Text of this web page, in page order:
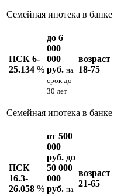
Семейная ипотека в банке
ПСК 6-
25.134 %
до 6
000
000
руб. на
срокдо
30 лет
возраст
18-75
Семейная ипотека в банке
ПСК
16.3-
26.058 %
от 500
000
руб. до
50 000
000
руб. на
возраст
21-65